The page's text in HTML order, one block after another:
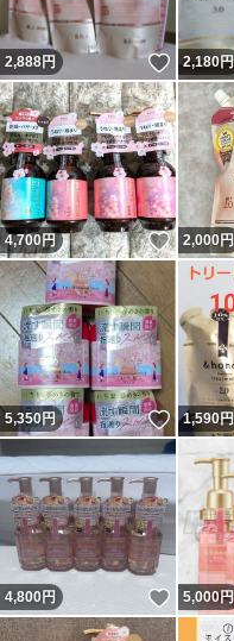
2,888円 いいね
2,180円
4,700円 いいね
2,000円
5,350円 いいね
1,590円
4,800円 いいね
5,000円